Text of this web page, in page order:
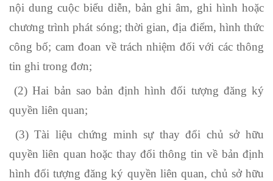
nội dung cuộc biểu diễn, bản ghi âm, ghi hình hoặc
chương trình phát sóng; thời gian, địa điểm, hình thức
công bố; cam đoan về trách nhiệm đối với các thông
tin ghi trong đơn;
(2) Hai bản sao bản định hình đối tượng đăng ký
quyền liên quan;
(3) Tài liệu chứng minh sự thay đổi chủ sở hữu
quyền liên quan hoặc thay đổi thông tin về bản định
hình đối tượng đăng ký quyền liên quan, chủ sở hữu